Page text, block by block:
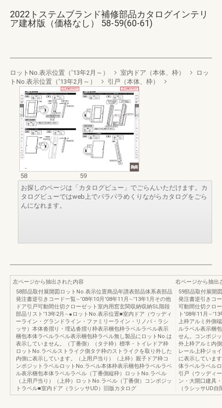
2022トステムブランド補修部品カタログインテリ
ア建材版（価格なし） 58-59(60-61)
ロットNo.表示位置（'13年2月～） 室内ドア（本体、枠）
ロッ
トNo.表示位置（'13年2月～）
引戸（本体、枠）
58
59
お探しのページは「カタログビュー」でごらんいただけます。カ
タログビューではweb上でパラパラめくりながらカタログをごら
んになれます。
左ページから抽出された内容
58部品取付展開図ロットNo.表示位置商品年譜表部品体系表部品
発注書逆引きコード一覧∼'08年10月'08年11月∼'13年1月その他
ドア引戸可動間仕切クローゼット室内用窓玄関収納収納SL階段
部品リスト'13年2月∼●ロットNo.表示位置■室内ドア（ウッディ
ーライン・グランドライン・ファミリーライン・リノバ・ラシ
ッサ）本体沓摺り・埋込沓摺り枠表示梱包枠ラベルラベル表示
梱包本体ラベルラベル表示梱包枠ラベル無し製品にロットNo.は
表示していません。（丁番側）（タテ枠）標準・トイレドア枠
ロットNo.ラベルストライク側タテ枠のストライクを取り外した
内側に表示しています。（上用戸当り）（上枠）親子ドア枠コ
ンポジットラベルロットNo.ラベル本体枠表示梱包枠ラベルラベ
ル表示梱包本体ラベルラベル（丁番側縦枠）ロットNo.ラベル
（上用戸当り）（上枠）ロットNo.ラベル（丁番側）コンポジッ
トラベル■室内ドア（ラシッサUD）旧版カタログ
右ページから抽出
59部品取付展開
発注書逆引きコ
可動間仕切クロ
ト'08年11月∼'13
上枠アルミ外側
ルラベル表示梱
せん。コンポジ
外上枠アルミ内
レール上枠ジョ
に表示していま
体ラベルラベル
引戸（ウッディ
ン・大開口建具
（ラシッサUD